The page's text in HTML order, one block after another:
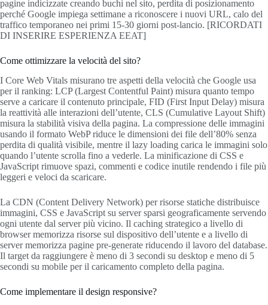
pagine indicizzate creando buchi nel sito, perdita di posizionamento
perché Google impiega settimane a riconoscere i nuovi URL, calo del
traffico temporaneo nei primi 15-30 giorni post-lancio. [RICORDATI
DI INSERIRE ESPERIENZA EEAT]
Come ottimizzare la velocità del sito?
I Core Web Vitals misurano tre aspetti della velocità che Google usa
per il ranking: LCP (Largest Contentful Paint) misura quanto tempo
serve a caricare il contenuto principale, FID (First Input Delay) misura
la reattività alle interazioni dell’utente, CLS (Cumulative Layout Shift)
misura la stabilità visiva della pagina. La compressione delle immagini
usando il formato WebP riduce le dimensioni dei file dell’80% senza
perdita di qualità visibile, mentre il lazy loading carica le immagini solo
quando l’utente scrolla fino a vederle. La minificazione di CSS e
JavaScript rimuove spazi, commenti e codice inutile rendendo i file più
leggeri e veloci da scaricare.
La CDN (Content Delivery Network) per risorse statiche distribuisce
immagini, CSS e JavaScript su server sparsi geograficamente servendo
ogni utente dal server più vicino. Il caching strategico a livello di
browser memorizza risorse sul dispositivo dell’utente e a livello di
server memorizza pagine pre-generate riducendo il lavoro del database.
Il target da raggiungere è meno di 3 secondi su desktop e meno di 5
secondi su mobile per il caricamento completo della pagina.
Come implementare il design responsive?